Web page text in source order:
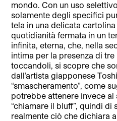
mondo. Con un uso
solamente degli specifici
tela in una delicata cartolina
quotidianità fermata in un
infinita, eterna, che, nella
intima per la presenza di
toccandoli, si scopre che
dall’artista giapponese
“smascheramento”, come
potrebbe attenere invece
“chiamare il bluff”, quindi di
realmente ciò che dichiara